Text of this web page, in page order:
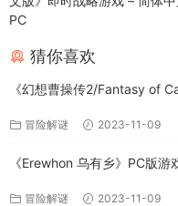
PC
猜你喜欢
《幻想曹操传2/Fantasy of
冒险解谜 2023-11-09
《Erewhon 乌有乡》PC版
冒险解谜 2023-11-09